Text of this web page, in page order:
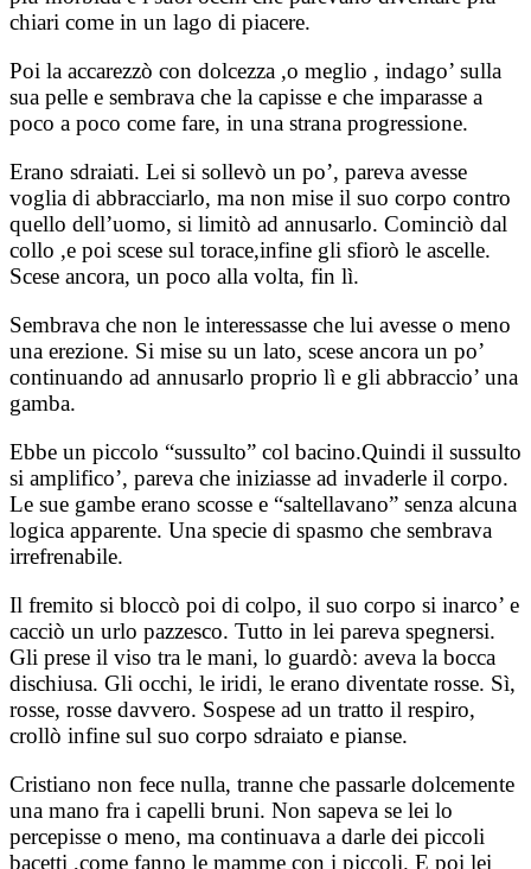
chiari come in un lago di piacere.
Poi la accarezzò con dolcezza ,o meglio , indago’ sulla
sua pelle e sembrava che la capisse e che imparasse a
poco a poco come fare, in una strana progressione.
Erano sdraiati. Lei si sollevò un po’, pareva avesse
voglia di abbracciarlo, ma non mise il suo corpo contro
quello dell’uomo, si limitò ad annusarlo. Cominciò dal
collo ,e poi scese sul torace,infine gli sfiorò le ascelle.
Scese ancora, un poco alla volta, fin lì.
Sembrava che non le interessasse che lui avesse o meno
una erezione. Si mise su un lato, scese ancora un po’
continuando ad annusarlo proprio lì e gli abbraccio’ una
gamba.
Ebbe un piccolo “sussulto” col bacino.Quindi il sussulto
si amplifico’, pareva che iniziasse ad invaderle il corpo.
Le sue gambe erano scosse e “saltellavano” senza alcuna
logica apparente. Una specie di spasmo che sembrava
irrefrenabile.
Il fremito si bloccò poi di colpo, il suo corpo si inarco’ e
cacciò un urlo pazzesco. Tutto in lei pareva spegnersi.
Gli prese il viso tra le mani, lo guardò: aveva la bocca
dischiusa. Gli occhi, le iridi, le erano diventate rosse. Sì,
rosse, rosse davvero. Sospese ad un tratto il respiro,
crollò infine sul suo corpo sdraiato e pianse.
Cristiano non fece nulla, tranne che passarle dolcemente
una mano fra i capelli bruni. Non sapeva se lei lo
percepisse o meno, ma continuava a darle dei piccoli
bacetti ,come fanno le mamme con i piccoli. E poi lei